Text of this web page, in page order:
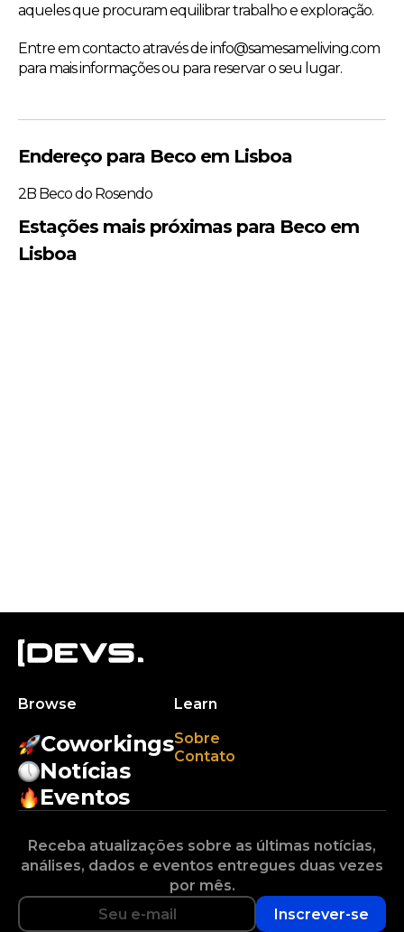
aqueles que procuram equilibrar trabalho e exploração.
Entre em contacto através de info@samesameliving.com
para mais informações ou para reservar o seu lugar.
Endereço para Beco em Lisboa
2B Beco do Rosendo
Estações mais próximas para Beco em
Lisboa
Browse
Coworkings
Notícias
Eventos
Learn
Sobre
Contato
Receba atualizações sobre as últimas notícias,
análises, dados e eventos entregues duas vezes
por mês.
Inscrever-se